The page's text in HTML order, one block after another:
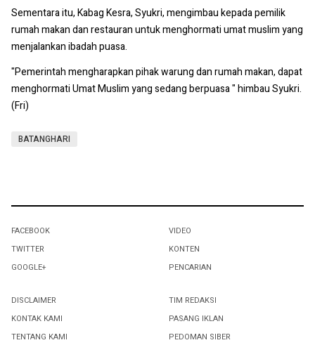
Sementara itu, Kabag Kesra, Syukri, mengimbau kepada pemilik
rumah makan dan restauran untuk menghormati umat muslim yang
menjalankan ibadah puasa.
"Pemerintah mengharapkan pihak warung dan rumah makan, dapat
menghormati Umat Muslim yang sedang berpuasa " himbau Syukri.
(Fri)
BATANGHARI
FACEBOOK
TWITTER
GOOGLE+
VIDEO
KONTEN
PENCARIAN
DISCLAIMER
KONTAK KAMI
TENTANG KAMI
TIM REDAKSI
PASANG IKLAN
PEDOMAN SIBER